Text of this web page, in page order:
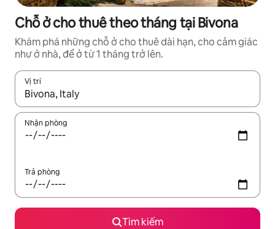
Chỗ ở cho thuê theo tháng tại Bivona
Khám phá những chỗ ở cho thuê dài hạn, cho cảm giác
như ở nhà, để ở từ 1 tháng trở lên.
Vị trí
Khi có kết quả, hãy điều hướng bằng phím mũi tên lên và
Nhận phòng
Trả phòng
Tìm kiếm